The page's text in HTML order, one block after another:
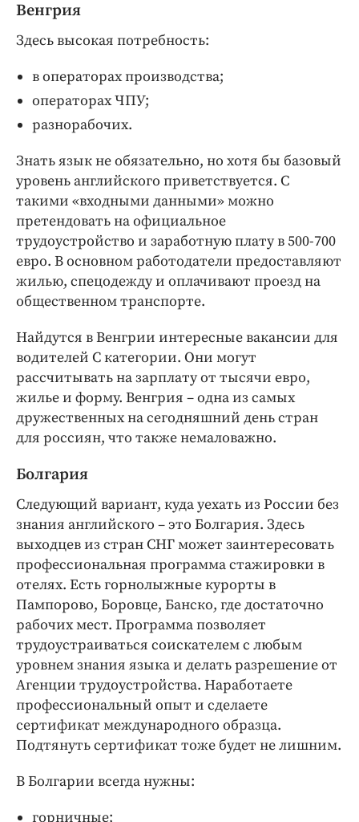
Венгрия
Здесь высокая потребность:
в операторах производства;
операторах ЧПУ;
разнорабочих.
Знать язык не обязательно, но хотя бы базовый
уровень английского приветствуется. С
такими «входными данными» можно
претендовать на официальное
трудоустройство и заработную плату в 500-700
евро. В основном работодатели предоставляют
жилью, спецодежду и оплачивают проезд на
общественном транспорте.
Найдутся в Венгрии интересные вакансии для
водителей С категории. Они могут
рассчитывать на зарплату от тысячи евро,
жилье и форму. Венгрия – одна из самых
дружественных на сегодняшний день стран
для россиян, что также немаловажно.
Болгария
Следующий вариант, куда уехать из России без
знания английского – это Болгария. Здесь
выходцев из стран СНГ может заинтересовать
профессиональная программа стажировки в
отелях. Есть горнолыжные курорты в
Пампорово, Боровце, Банско, где достаточно
рабочих мест. Программа позволяет
трудоустраиваться соискателем с любым
уровнем знания языка и делать разрешение от
Агенции трудоустройства. Наработаете
профессиональный опыт и сделаете
сертификат международного образца.
Подтянуть сертификат тоже будет не лишним.
В Болгарии всегда нужны:
горничные;